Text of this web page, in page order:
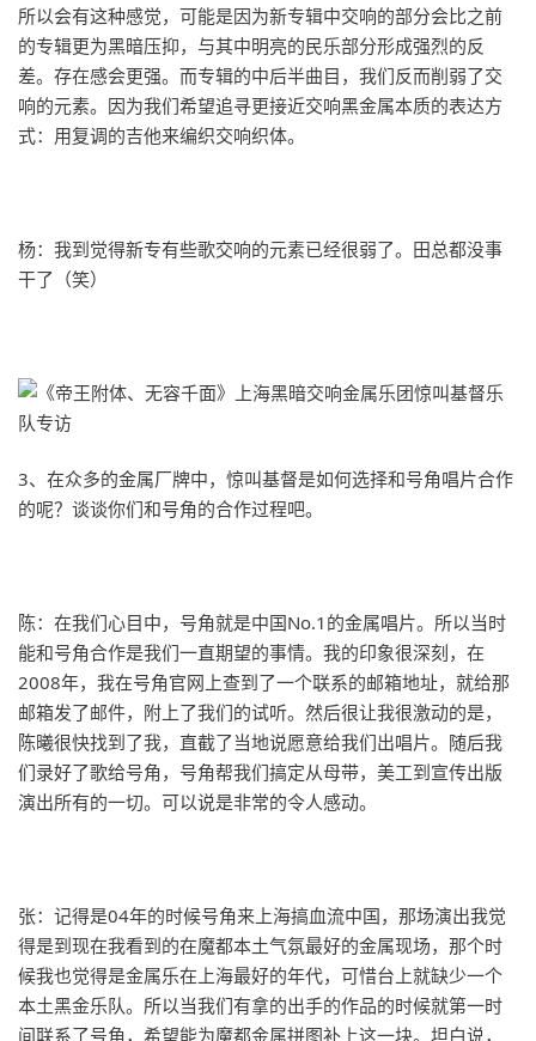
所以会有这种感觉，可能是因为新专辑中交响的部分会比之前
的专辑更为黑暗压抑，与其中明亮的民乐部分形成强烈的反
差。存在感会更强。而专辑的中后半曲目，我们反而削弱了交
响的元素。因为我们希望追寻更接近交响黑金属本质的表达方
式：用复调的吉他来编织交响织体。
杨：我到觉得新专有些歌交响的元素已经很弱了。田总都没事
干了（笑）
3、在众多的金属厂牌中，惊叫基督是如何选择和号角唱片合作
的呢？谈谈你们和号角的合作过程吧。
陈：在我们心目中，号角就是中国No.1的金属唱片。所以当时
能和号角合作是我们一直期望的事情。我的印象很深刻，在
2008年，我在号角官网上查到了一个联系的邮箱地址，就给那
邮箱发了邮件，附上了我们的试听。然后很让我很激动的是，
陈曦很快找到了我，直截了当地说愿意给我们出唱片。随后我
们录好了歌给号角，号角帮我们搞定从母带，美工到宣传出版
演出所有的一切。可以说是非常的令人感动。
张：记得是04年的时候号角来上海搞血流中国，那场演出我觉
得是到现在我看到的在魔都本土气氛最好的金属现场，那个时
候我也觉得是金属乐在上海最好的年代，可惜台上就缺少一个
本土黑金乐队。所以当我们有拿的出手的作品的时候就第一时
间联系了号角，希望能为魔都金属拼图补上这一块。坦白说，